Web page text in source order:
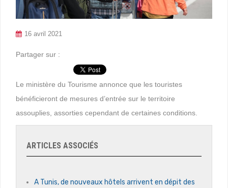
16 avril 2021
Partager sur :
Le ministère du Tourisme annonce que les touristes
bénéficieront de mesures d’entrée sur le territoire
assouplies, assorties cependant de certaines conditions.
ARTICLES ASSOCIÉS
A Tunis, de nouveaux hôtels arrivent en dépit des